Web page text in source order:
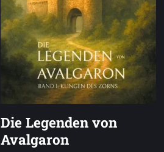
Die Legenden von
Avalgaron